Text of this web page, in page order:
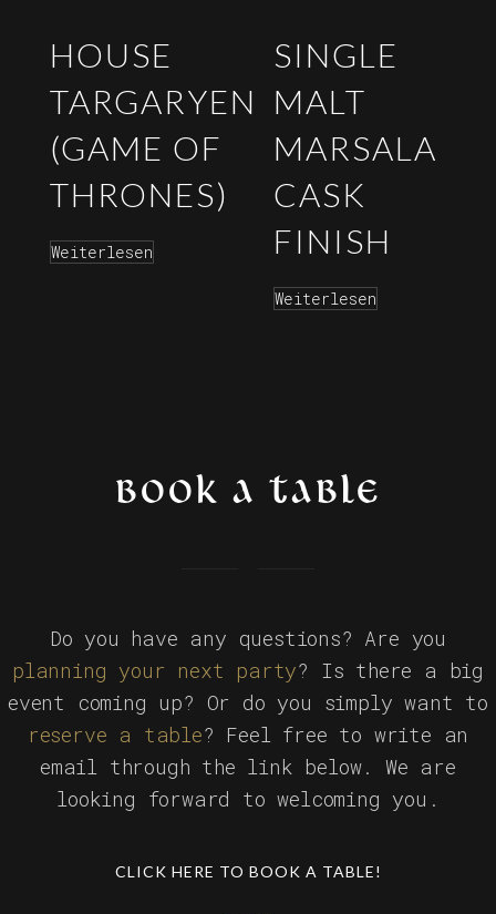
HOUSE
TARGARYEN
(GAME OF
THRONES)
Weiterlesen
SINGLE
MALT
MARSALA
CASK
FINISH
Weiterlesen
BOOK A TABLE
Do you have any questions? Are you
planning your next party? Is there a big
event coming up? Or do you simply want to
reserve a table? Feel free to write an
email through the link below. We are
looking forward to welcoming you.
CLICK HERE TO BOOK A TABLE!